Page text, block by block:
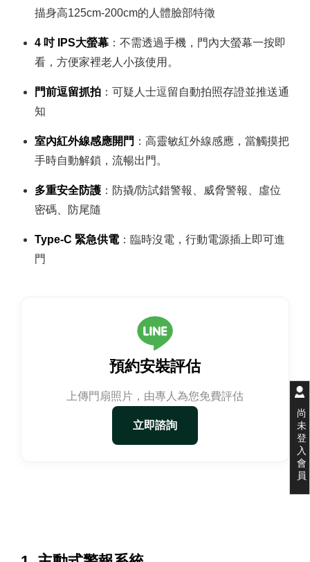
尚
未
登
入
會
員
描身高125cm-200cm的人體臉部特徵
4 吋 IPS大螢幕 ：不需透過手機，門內大螢幕一按即
看，方便家裡老人小孩使用。
門前逗留抓拍 ：可疑人士逗留自動拍照存證並推送通
知
室內紅外線感應開門 ：高靈敏紅外線感應，當觸摸把
手時自動解鎖，流暢出門。
多重安全防護 ：防撬/防試錯警報、威脅警報、虛位
密碼、防尾隨
Type‑C 緊急供電：臨時沒電，行動電源插上即可進
門
預約安裝評估
上傳門扇照片，由專人為您免費評估
立即諮詢